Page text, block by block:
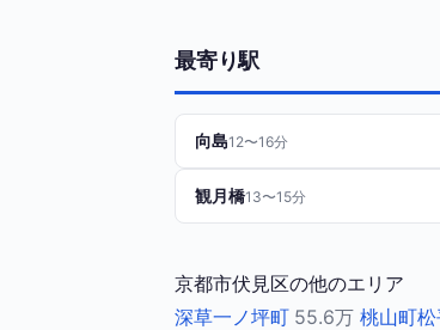
最寄り駅
向島12〜16分
観月橋13〜15分
京都市伏見区の他のエリア
深草一ノ坪町 55.6万 桃山町